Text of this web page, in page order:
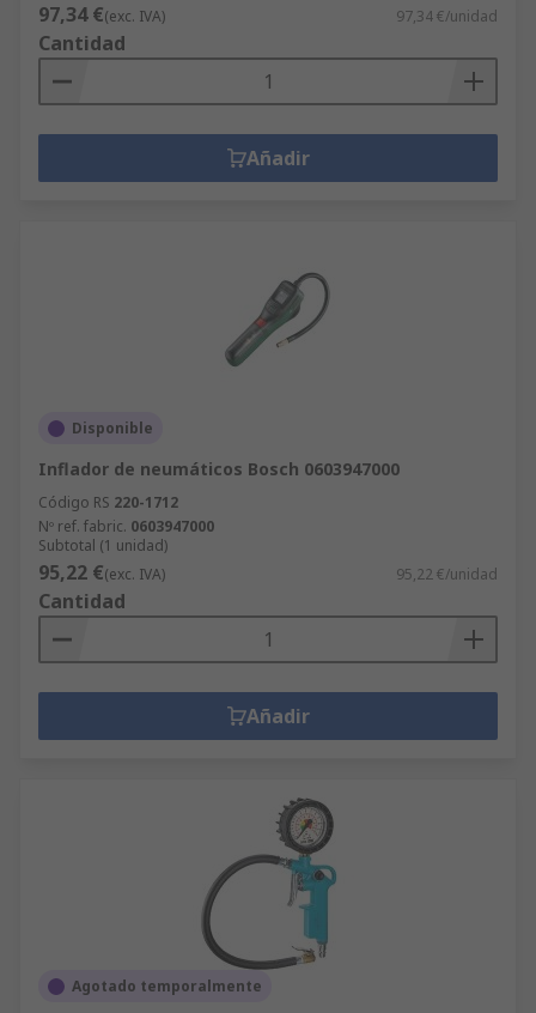
97,34 €(exc. IVA) 97,34 €/unidad
Cantidad
Añadir
Disponible
Inflador de neumáticos Bosch 0603947000
Código RS 220-1712
Nº ref. fabric. 0603947000
Subtotal (1 unidad)
95,22 €(exc. IVA) 95,22 €/unidad
Cantidad
Añadir
Agotado temporalmente